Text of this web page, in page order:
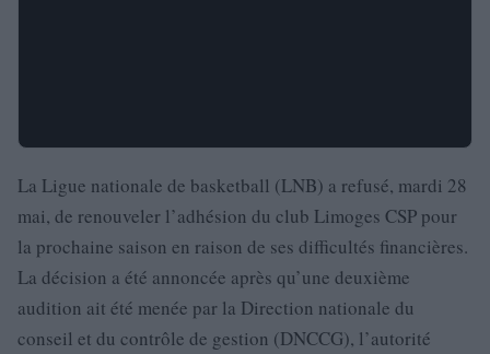
La Ligue nationale de basketball (LNB) a refusé, mardi 28
mai, de renouveler l’adhésion du club Limoges CSP pour
la prochaine saison en raison de ses difficultés financières.
La décision a été annoncée après qu’une deuxième
audition ait été menée par la Direction nationale du
conseil et du contrôle de gestion (DNCCG), l’autorité